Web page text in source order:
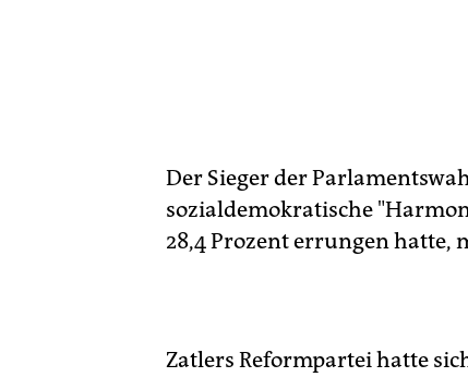
Der Sieger der
sozialdemokratische
28,4 Prozent errungen hatte,
Zatlers Reformpartei hatte